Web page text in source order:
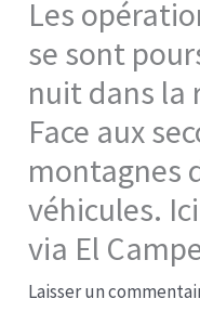
Les
se sont
nuit dans la
Face aux
montagnes
véhicules.
via El
Laisser un